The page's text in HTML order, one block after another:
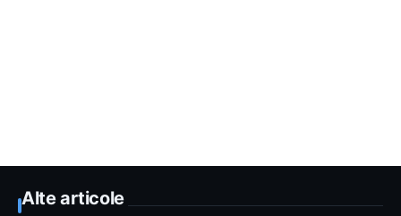
Alte articole